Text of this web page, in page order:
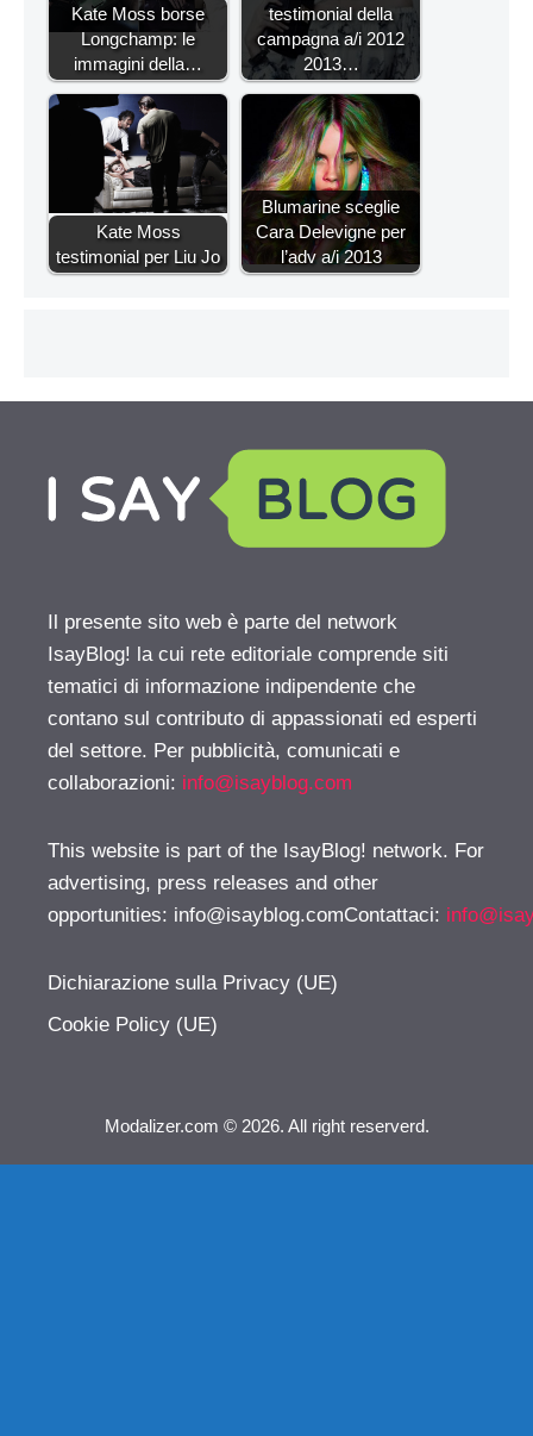
Kate Moss borse
Longchamp: le
immagini della…
testimonial della
campagna a/i 2012
2013…
Kate Moss
testimonial per Liu Jo
Blumarine sceglie
Cara Delevigne per
l’adv a/i 2013
Il presente sito web è parte del network
IsayBlog! la cui rete editoriale comprende siti
tematici di informazione indipendente che
contano sul contributo di appassionati ed esperti
del settore. Per pubblicità, comunicati e
collaborazioni: info@isayblog.com
This website is part of the IsayBlog! network. For
advertising, press releases and other
opportunities: info@isayblog.comContattaci:
Dichiarazione sulla Privacy (UE)
Cookie Policy (UE)
Modalizer.com © 2026. All right reserverd.